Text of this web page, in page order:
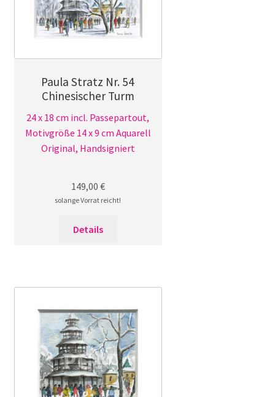
Paula Stratz Nr. 54
Chinesischer Turm
24 x 18 cm incl. Passepartout,
Motivgröße 14 x 9 cm Aquarell
Original, Handsigniert
149,00 €
solange Vorrat reicht!
Details